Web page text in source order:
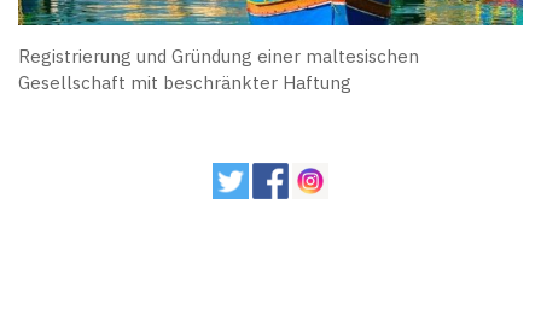
Registrierung und Gründung einer maltesischen
Gesellschaft mit beschränkter Haftung